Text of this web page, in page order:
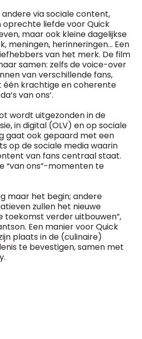
via sociale content,
oprechte liefde voor Quick
maar ook kleine dagelijkse
meningen, herinneringen… Een
van het merk. De film
samen: zelfs de voice-over
van verschillende fans,
krachtige en coherente
van ons’.
wordt uitgezonden in de
in digital (OLV) en op sociale
gaat ook gepaard met een
op de sociale media waarin
van fans centraal staat.
“van ons”-momenten te
maar het begin; andere
zullen het nieuwe
verder uitbouwen”,
Een manier voor Quick
plaats in de (culinaire)
te bevestigen, samen met